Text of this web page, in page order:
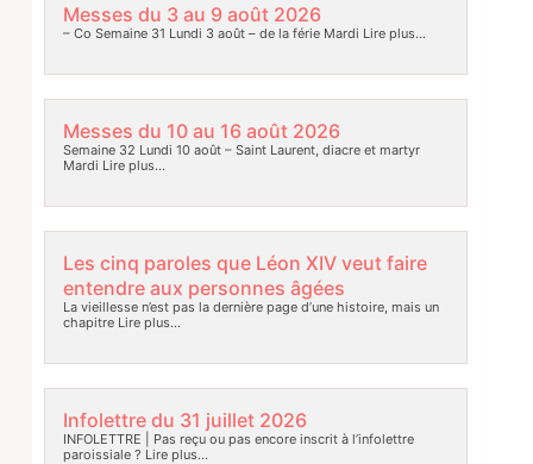
Messes du 3 au 9 août 2026
– Co Semaine 31 Lundi 3 août – de la férie Mardi Lire plus…
Messes du 10 au 16 août 2026
Semaine 32 Lundi 10 août – Saint Laurent, diacre et martyr
Mardi Lire plus…
Les cinq paroles que Léon XIV veut faire
entendre aux personnes âgées
La vieillesse n’est pas la dernière page d’une histoire, mais un
chapitreLire plus…
Infolettre du 31 juillet 2026
INFOLETTRE | Pas reçu ou pas encore inscrit à l’infolettre
paroissiale ? Lire plus…